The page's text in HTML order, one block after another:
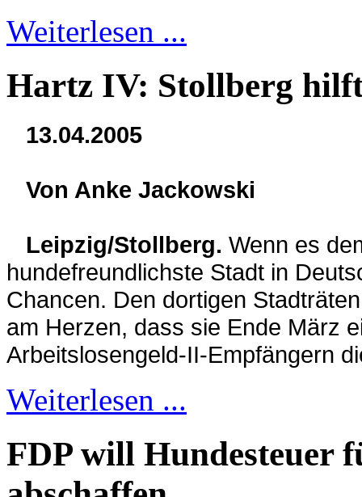
Weiterlesen ...
Hartz IV: Stollberg
13.04.2005
Von Anke Jackowski
Leipzig/Stollberg. Wenn es
hundefreundlichste Stadt in
Chancen. Den dortigen
am Herzen, dass sie Ende März
Arbeitslosengeld-II-Empfängern
Weiterlesen ...
FDP will Hundesteuer